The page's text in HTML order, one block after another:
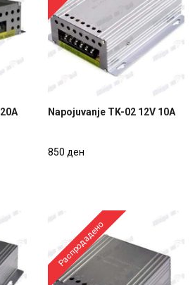
Napojuvanje TK-02 12V 10A
850 ден
Распродадено